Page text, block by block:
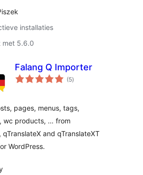
installaties
met 5.6.0
Falang Q Importer
(5totaal
waarderingen
)
pages, menus, tags,
wc products, … from
qTranslateX and qTranslateXT
WordPress.